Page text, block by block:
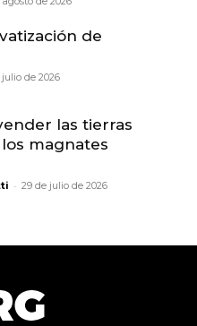
de
julio de 2026
las tierras
magnates
- 29 de julio de 2026